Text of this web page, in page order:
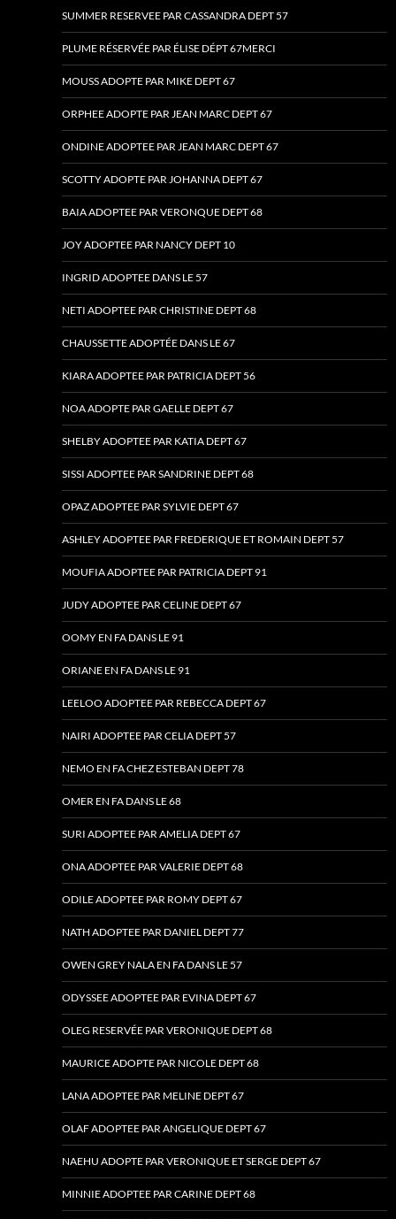
SUMMER RESERVEE PAR CASSANDRA DEPT 57
PLUME RÉSERVÉE PAR ÉLISE DÉPT 67MERCI
MOUSS ADOPTE PAR MIKE DEPT 67
ORPHEE ADOPTE PAR JEAN MARC DEPT 67
ONDINE ADOPTEE PAR JEAN MARC DEPT 67
SCOTTY ADOPTE PAR JOHANNA DEPT 67
BAIA ADOPTEE PAR VERONQUE DEPT 68
JOY ADOPTEE PAR NANCY DEPT 10
INGRID ADOPTEE DANS LE 57
NETI ADOPTEE PAR CHRISTINE DEPT 68
CHAUSSETTE ADOPTÉE DANS LE 67
KIARA ADOPTEE PAR PATRICIA DEPT 56
NOA ADOPTE PAR GAELLE DEPT 67
SHELBY ADOPTEE PAR KATIA DEPT 67
SISSI ADOPTEE PAR SANDRINE DEPT 68
OPAZ ADOPTEE PAR SYLVIE DEPT 67
ASHLEY ADOPTEE PAR FREDERIQUE ET ROMAIN DEPT 57
MOUFIA ADOPTEE PAR PATRICIA DEPT 91
JUDY ADOPTEE PAR CELINE DEPT 67
OOMY EN FA DANS LE 91
ORIANE EN FA DANS LE 91
LEELOO ADOPTEE PAR REBECCA DEPT 67
NAIRI ADOPTEE PAR CELIA DEPT 57
NEMO EN FA CHEZ ESTEBAN DEPT 78
OMER EN FA DANS LE 68
SURI ADOPTEE PAR AMELIA DEPT 67
ONA ADOPTEE PAR VALERIE DEPT 68
ODILE ADOPTEE PAR ROMY DEPT 67
NATH ADOPTEE PAR DANIEL DEPT 77
OWEN GREY NALA EN FA DANS LE 57
ODYSSEE ADOPTEE PAR EVINA DEPT 67
OLEG RESERVÉE PAR VERONIQUE DEPT 68
MAURICE ADOPTE PAR NICOLE DEPT 68
LANA ADOPTEE PAR MELINE DEPT 67
OLAF ADOPTEE PAR ANGELIQUE DEPT 67
NAEHU ADOPTE PAR VERONIQUE ET SERGE DEPT 67
MINNIE ADOPTEE PAR CARINE DEPT 68